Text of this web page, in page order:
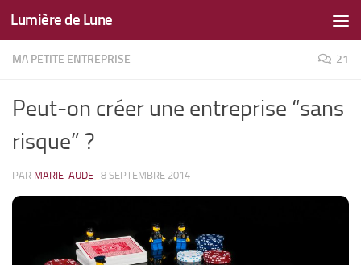
Skip to content
Lumière de Lune
MA PETITE ENTREPRISE 21
Peut-on créer une entreprise “sans
risque” ?
PAR MARIE-AUDE · 8 SEPTEMBRE 2014